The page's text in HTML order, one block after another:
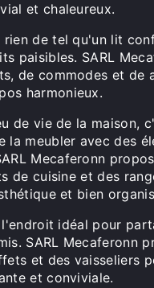
et chaleureux.
rien de tel qu'un lit
paisibles. SARL
de commodes et de
harmonieux.
de vie de la maison,
meubler avec des
Mecaferonn
de cuisine et des
et bien
idéal pour
SARL Mecaferonn
et des vaisseliers
et conviviale.